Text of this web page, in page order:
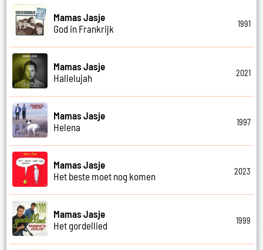
Mamas Jasje
God in Frankrijk
1991
Mamas Jasje
Hallelujah
2021
Mamas Jasje
Helena
1997
Mamas Jasje
Het beste moet nog komen
2023
Mamas Jasje
Het gordellied
1999